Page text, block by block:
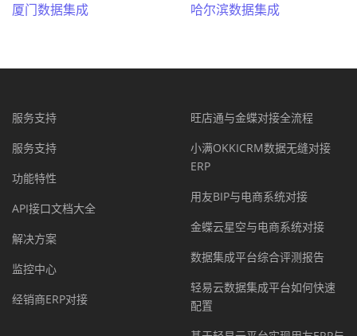
厦门数据集成
哈尔滨数据集成
服务支持
服务支持
功能特性
API接口文档大全
解决方案
监控中心
经销商ERP对接
旺店通与金蝶对接全流程
小满OKKICRM数据无缝对接
ERP
用友BIP与电商系统对接
金蝶云星空与电商系统对接
数据集成平台综合评测报告
轻易云数据集成平台如何快速
配置